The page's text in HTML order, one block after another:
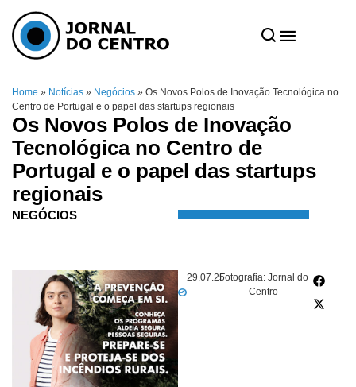
Home » Notícias » Negócios » Os Novos Polos de Inovação Tecnológica no
Centro de Portugal e o papel das startups regionais
Os Novos Polos de Inovação
Tecnológica no Centro de
Portugal e o papel das startups
regionais
NEGÓCIOS
29.07.25Fotografia: Jornal do
Centro